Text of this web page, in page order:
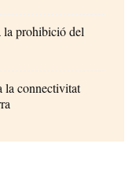
la prohibició del
la connectivitat